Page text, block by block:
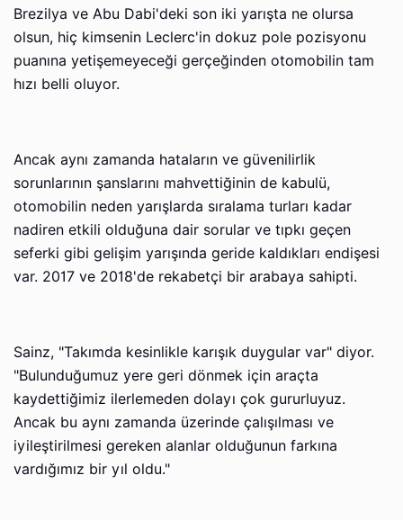
Brezilya ve Abu Dabi'deki son iki yarışta ne olursa
olsun, hiç kimsenin Leclerc'in dokuz pole pozisyonu
puanına yetişemeyeceği gerçeğinden otomobilin tam
hızı belli oluyor.
Ancak aynı zamanda hataların ve güvenilirlik
sorunlarının şanslarını mahvettiğinin de kabulü,
otomobilin neden yarışlarda sıralama turları kadar
nadiren etkili olduğuna dair sorular ve tıpkı geçen
seferki gibi gelişim yarışında geride kaldıkları endişesi
var. 2017 ve 2018'de rekabetçi bir arabaya sahipti.
Sainz, "Takımda kesinlikle karışık duygular var" diyor.
"Bulunduğumuz yere geri dönmek için araçta
kaydettiğimiz ilerlemeden dolayı çok gururluyuz.
Ancak bu aynı zamanda üzerinde çalışılması ve
iyileştirilmesi gereken alanlar olduğunun farkına
vardığımız bir yıl oldu."